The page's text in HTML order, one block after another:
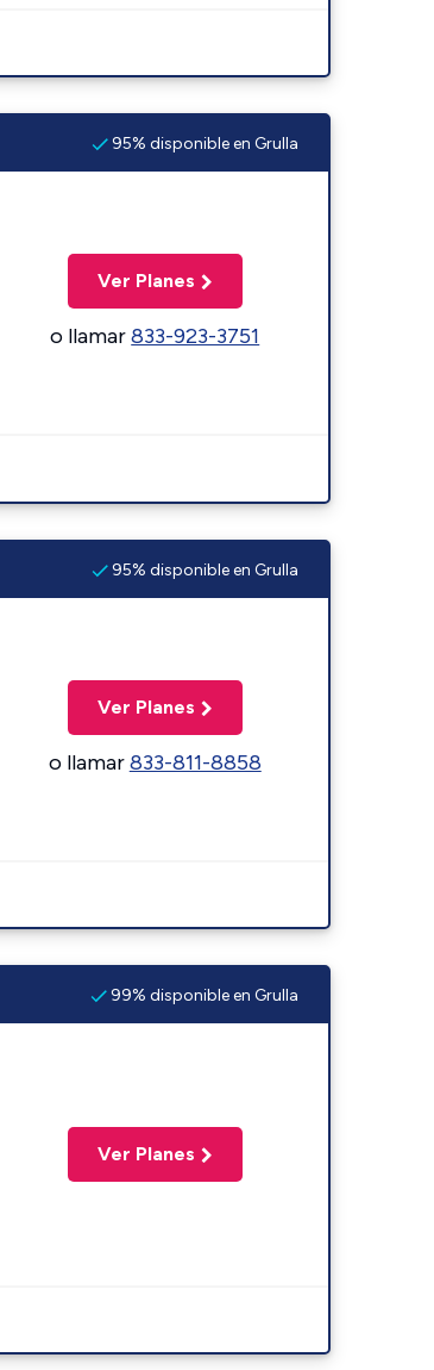
95% disponible en Grulla
Ver Planes
o llamar833-923-3751
95% disponible en Grulla
Ver Planes
o llamar833-811-8858
99% disponible en Grulla
Ver Planes